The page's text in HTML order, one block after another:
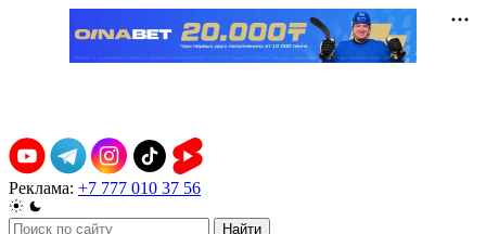
Реклама: +7 777 010 37 56
Найти